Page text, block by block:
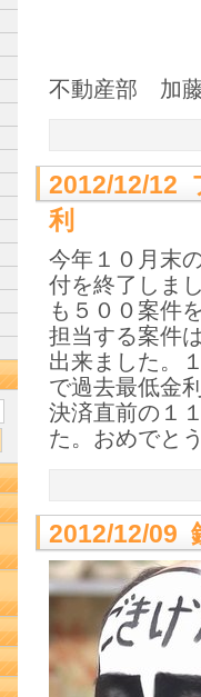
不動産部 加
2012/12/12
利
今年１０月末
付を終了しま
も５００案件
担当する案件
出来ました。
で過去最低金
決済直前の１
た。おめでと
2012/12/09